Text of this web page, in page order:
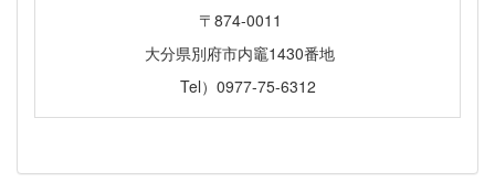
〒874-0011
大分県別府市内竈1430番地
Tel）0977-75-6312